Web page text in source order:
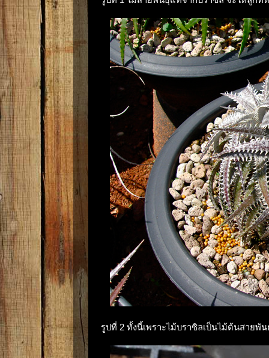
รูปที่ 2 ทั้งนี้เพราะไม้บราซิลเป็นไม้ต้นสายพัน